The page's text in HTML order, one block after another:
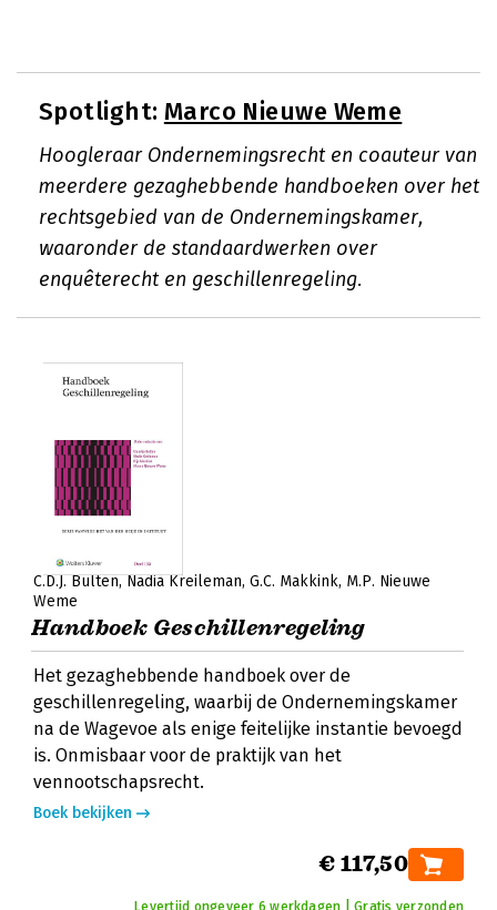
Spotlight: Marco Nieuwe Weme
Hoogleraar Ondernemingsrecht en coauteur van
meerdere gezaghebbende handboeken over het
rechtsgebied van de Ondernemingskamer,
waaronder de standaardwerken over
enquêterecht en geschillenregeling.
C.D.J. Bulten Nadia Kreileman G.C. Makkink M.P. Nieuwe
Weme
Handboek Geschillenregeling
Het gezaghebbende handboek over de
geschillenregeling, waarbij de Ondernemingskamer
na de Wagevoe als enige feitelijke instantie bevoegd
is. Onmisbaar voor de praktijk van het
vennootschapsrecht.
Boek bekijken
€ 117,50
Levertijd ongeveer 6 werkdagen | Gratis verzonden